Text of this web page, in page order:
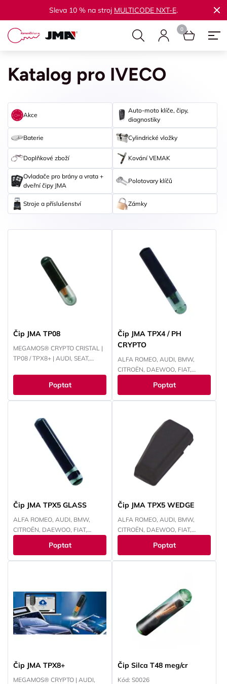
Sleva 10 % na stroj MULTICODE NXT-E.
Katalog pro IVECO
Akce
Auto-moto klíče, čipy,
diagnostiky
Baterie Cylindrické vložky
Doplňkové zboží Kování VEMAK
Ovladače pro brány a vrata +
dveřní čipy JMA
Polotovary klíčů
Stroje a příslušenství Zámky
Čip JMA TP08
MEGAMOS® CRYPTO CRISTAL |
TP08 / TPX8+ | AUDI, SEAT,
Poptat
Čip JMA TPX4 / PH
CRYPTO
ALFA ROMEO, AUDI, BMW,
CITROËN, DAEWOO, FIAT,
CHEVROLET, CHRYSLER, ISUZU,
IVECO, JEEP, KIA, LANCIA, LAND
OPEL, PEUGEOT, RENAULT,
SMART, SUZUKI, TOYOTA,
VOKSWAGEN
Poptat
Čip JMA TPX5 GLASS
ALFA ROMEO, AUDI, BMW,
CITROËN, DAEWOO, FIAT,
CHEVROLET, CHRYSLER, ISUZU,
IVECO, JEEP, KAWASAKI, KIA,
OPEL, PEUGEOT, RENAULT,
SMART, SUBARU, SUZUKI,
TOYOTA, VOKSWAGEN,
YAMAHA
Poptat
Čip JMA TPX5 WEDGE
ALFA ROMEO, AUDI, BMW,
CITROËN, DAEWOO, FIAT,
CHEVROLET, CHRYSLER, ISUZU,
IVECO, JEEP, KAWASAKI, KIA,
OPEL, PEUGEOT, RENAULT,
SMART, SUBARU, SUZUKI,
TOYOTA, VOKSWAGEN,
YAMAHA
Poptat
Čip JMA TPX8+
MEGAMOS® CRYPTO | AUDI,
Čip Silca T48 meg/cr
Kód: S0026